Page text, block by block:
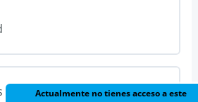
por partes
por sustitución
Actualmente no tienes acceso a este